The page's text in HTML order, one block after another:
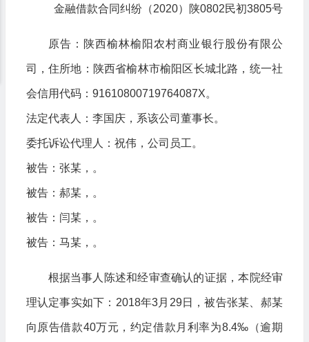
金融借款合同纠纷（2020）陕0802民初3805号
原告：陕西榆林榆阳农村商业银行股份有限公
司，住所地：陕西省榆林市榆阳区长城北路，统一社
会信用代码：91610800719764087X。
法定代表人：李国庆，系该公司董事长。
委托诉讼代理人：祝伟，公司员工。
被告：张某，。
被告：郝某，。
被告：闫某，。
被告：马某，。
根据当事人陈述和经审查确认的证据，本院经审
理认定事实如下：2018年3月29日，被告张某、郝某
向原告借款40万元，约定借款月利率为8.4‰（逾期